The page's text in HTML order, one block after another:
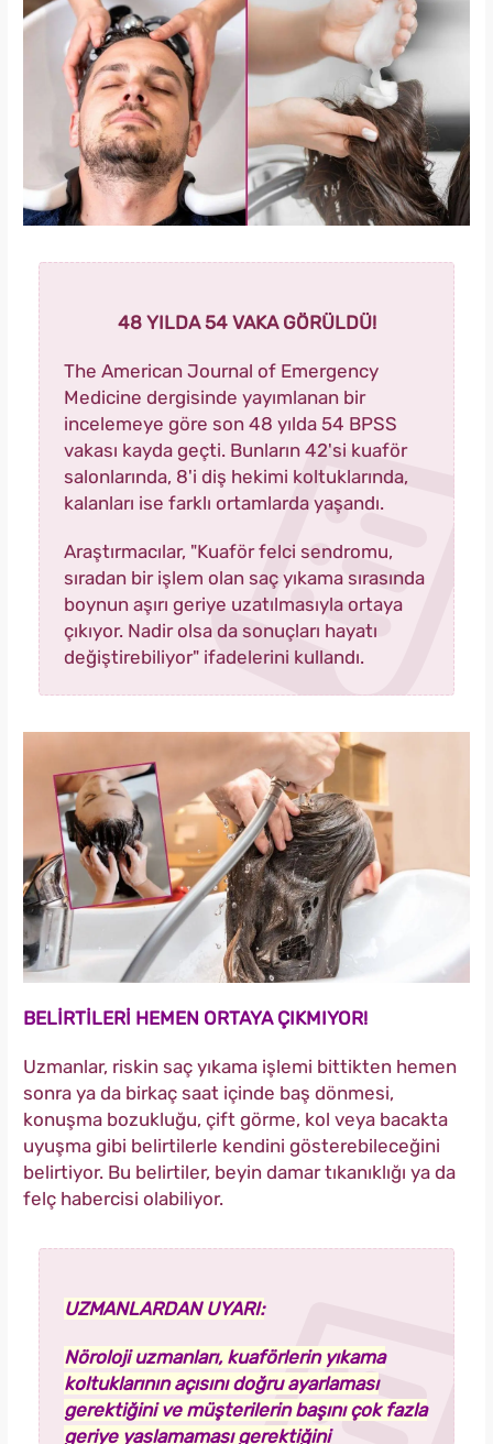
48 YILDA 54 VAKA GÖRÜLDÜ!
The American Journal of Emergency
Medicine dergisinde yayımlanan bir
incelemeye göre son 48 yılda 54 BPSS
vakası kayda geçti. Bunların 42'si kuaför
salonlarında, 8'i diş hekimi koltuklarında,
kalanları ise farklı ortamlarda yaşandı.
Araştırmacılar, "Kuaför felci sendromu,
sıradan bir işlem olan saç yıkama sırasında
boynun aşırı geriye uzatılmasıyla ortaya
çıkıyor. Nadir olsa da sonuçları hayatı
değiştirebiliyor" ifadelerini kullandı.
BELİRTİLERİ HEMEN ORTAYA ÇIKMIYOR!
Uzmanlar, riskin saç yıkama işlemi bittikten hemen
sonra ya da birkaç saat içinde baş dönmesi,
konuşma bozukluğu, çift görme, kol veya bacakta
uyuşma gibi belirtilerle kendini gösterebileceğini
belirtiyor. Bu belirtiler, beyin damar tıkanıklığı ya da
felç habercisi olabiliyor.
UZMANLARDAN UYARI:
Nöroloji uzmanları, kuaförlerin yıkama
koltuklarının açısını doğru ayarlaması
gerektiğini ve müşterilerin başını çok fazla
geriye yaslamaması gerektiğini